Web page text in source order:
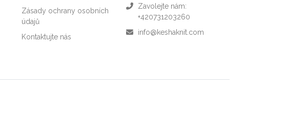
Zásady ochrany osobních
údajů
Kontaktujte nás
Zavolejte nám:
+420731203260
info@keshaknit.com